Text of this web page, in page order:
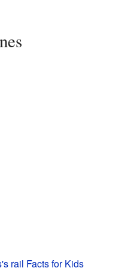
rail Facts for Kids